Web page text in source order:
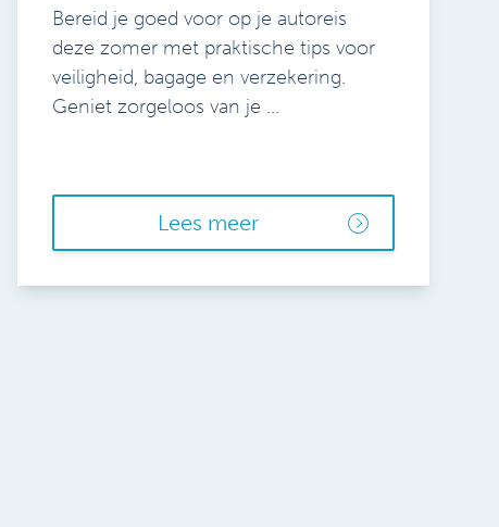
Bereid je goed voor op je autoreis
deze zomer met praktische tips voor
veiligheid, bagage en verzekering.
Geniet zorgeloos van je ...
Lees meer